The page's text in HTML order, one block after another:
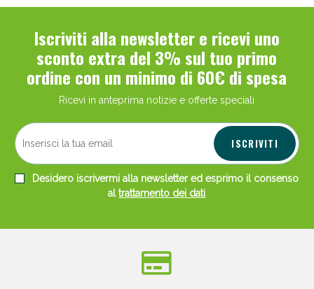
Iscriviti alla newsletter e ricevi uno
sconto extra del 3% sul tuo primo
ordine con un minimo di 60€ di spesa
Ricevi in anteprima notizie e offerte speciali
ISCRIVITI
Desidero iscrivermi alla newsletter ed esprimo il consenso
altrattamento dei dati